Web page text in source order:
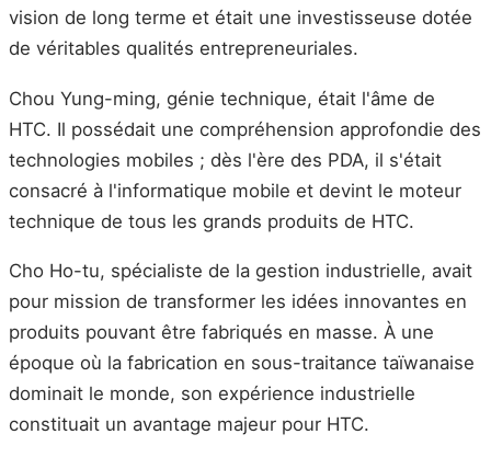
vision de long terme et était une investisseuse dotée
de véritables qualités entrepreneuriales.
Chou Yung-ming, génie technique, était l'âme de
HTC. Il possédait une compréhension approfondie des
technologies mobiles ; dès l'ère des PDA, il s'était
consacré à l'informatique mobile et devint le moteur
technique de tous les grands produits de HTC.
Cho Ho-tu, spécialiste de la gestion industrielle, avait
pour mission de transformer les idées innovantes en
produits pouvant être fabriqués en masse. À une
époque où la fabrication en sous-traitance taïwanaise
dominait le monde, son expérience industrielle
constituait un avantage majeur pour HTC.